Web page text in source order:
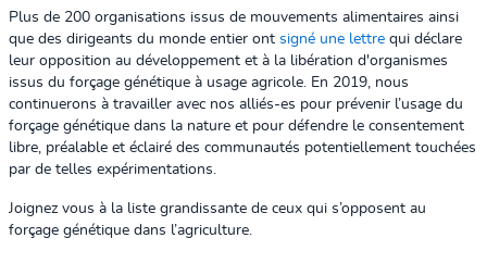
Plus de 200 organisations issus de mouvements alimentaires ainsi
que des dirigeants du monde entier ont signé une lettre qui déclare
leur opposition au développement et à la libération d'organismes
issus du forçage génétique à usage agricole. En 2019, nous
continuerons à travailler avec nos alliés-es pour prévenir l’usage du
forçage génétique dans la nature et pour défendre le consentement
libre, préalable et éclairé des communautés potentiellement touchées
par de telles expérimentations.
Joignez vous à la liste grandissante de ceux qui s’opposent au
forçage génétique dans l’agriculture.